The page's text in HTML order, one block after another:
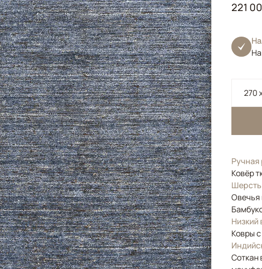
221
270
Ручная
Ковёр
Овечья
Низкий
Ковры
Соткан